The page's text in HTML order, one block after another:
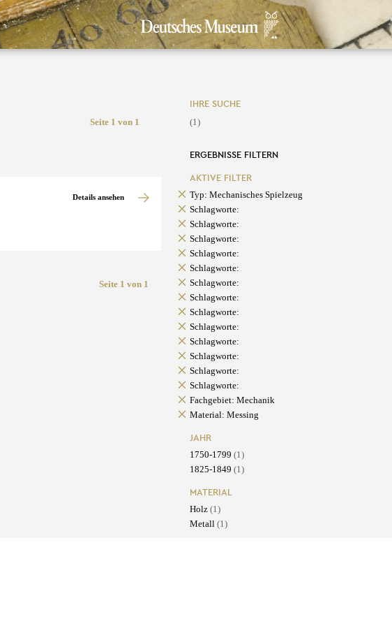
Seite 1 von 1
Details ansehen
Seite 1 von 1
IHRE SUCHE
(1)
ERGEBNISSE FILTERN
AKTIVE FILTER
Typ: Mechanisches Spielzeug
Schlagworte:
Schlagworte:
Schlagworte:
Schlagworte:
Schlagworte:
Schlagworte:
Schlagworte:
Schlagworte:
Schlagworte:
Schlagworte:
Schlagworte:
Schlagworte:
Schlagworte:
Fachgebiet: Mechanik
Material: Messing
JAHR
1750-1799 (1)
1825-1849 (1)
MATERIAL
Holz (1)
Metall (1)